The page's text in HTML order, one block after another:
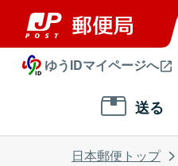
ゆうIDマイページへ
送る
日本郵便トップ